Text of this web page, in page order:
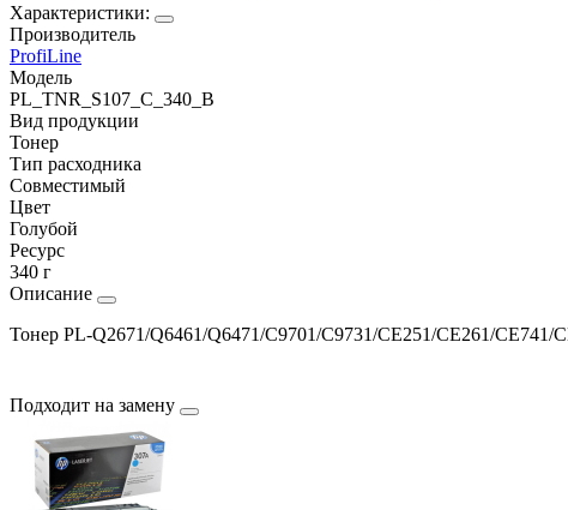
Характеристики:
Производитель
ProfiLine
Модель
PL_TNR_S107_C_340_B
Вид продукции
Тонер
Тип расходника
Совместимый
Цвет
Голубой
Ресурс
340 г
Описание
Тонер PL-Q2671/Q6461/Q6471/C9701/C9731/CE251/CE261/
Подходит на замену